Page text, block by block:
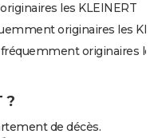
les KLEINERT
originaires les
originaires
?
de décès.